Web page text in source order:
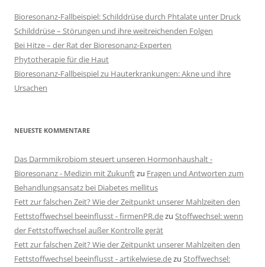
Bioresonanz-Fallbeispiel: Schilddrüse durch Phtalate unter Druck
Schilddrüse – Störungen und ihre weitreichenden Folgen
Bei Hitze – der Rat der Bioresonanz-Experten
Phytotherapie für die Haut
Bioresonanz-Fallbeispiel zu Hauterkrankungen: Akne und ihre
Ursachen
NEUESTE KOMMENTARE
Das Darmmikrobiom steuert unseren Hormonhaushalt -
Bioresonanz - Medizin mit Zukunftzu Fragen und Antworten zum
Behandlungsansatz bei Diabetes mellitus
Fett zur falschen Zeit? Wie der Zeitpunkt unserer Mahlzeiten den
Fettstoffwechsel beeinflusst - firmenPR.dezu Stoffwechsel: wenn
der Fettstoffwechsel außer Kontrolle gerät
Fett zur falschen Zeit? Wie der Zeitpunkt unserer Mahlzeiten den
Fettstoffwechsel beeinflusst - artikelwiese.dezu Stoffwechsel: